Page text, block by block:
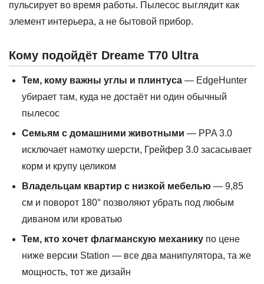
пульсирует во время работы. Пылесос выглядит как
элемент интерьера, а не бытовой прибор.
Кому подойдёт Dreame T70 Ultra
Тем, кому важны углы и плинтуса — EdgeHunter
убирает там, куда не достаёт ни один обычный
пылесос
Семьям с домашними животными — PPA 3.0
исключает намотку шерсти, Грейфер 3.0 засасывает
корм и крупу целиком
Владельцам квартир с низкой мебелью — 9,85
см и поворот 180° позволяют убрать под любым
диваном или кроватью
Тем, кто хочет флагманскую механику по цене
ниже версии Station — все два манипулятора, та же
мощность, тот же дизайн